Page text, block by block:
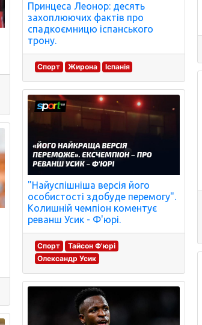
Принцеса Леонор: десять
захоплюючих фактів про
спадкоємницю іспанського
трону.
Спорт Жирона Іспанія
"Найуспішніша версія його
особистості здобуде перемогу".
Колишній чемпіон коментує
реванш Усик - Ф'юрі.
Спорт
Тайсон Ф'юрі
Олександр Усик